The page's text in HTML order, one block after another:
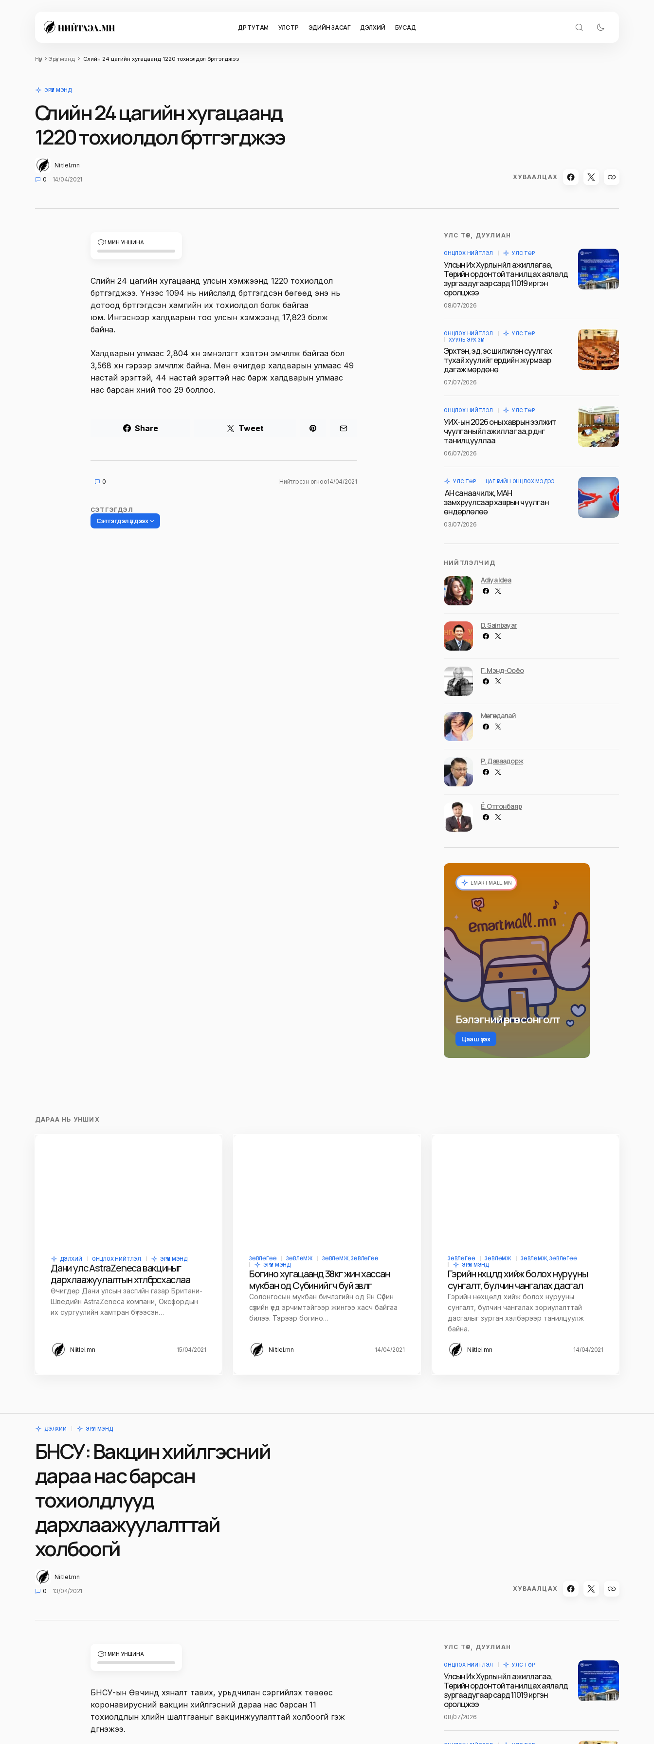
ӨДӨР ТУТАМ УЛС ТӨР ЭДИЙН ЗАСАГ ДЭЛХИЙ БУСАД
Нүүр Эрүүл мэнд Сүүлийн 24 цагийн хугацаанд 1220 тохиолдол бүртгэгджээ
ЭРҮҮЛ МЭНД
Сүүлийн 24 цагийн хугацаанд
1220 тохиолдол бүртгэгджээ
Niitlel.mn
0
14/04/2021 ХУВААЛЦАХ
1 МИН УНШИНА
Сүүлийн 24 цагийн хугацаанд улсын хэмжээнд 1220 тохиолдол
бүртгэгджээ. Үүнээс 1094 нь нийслэлд бүртгэгдсэн бөгөөд энэ нь
дотоод бүртгэгдсэн хамгийн их тохиолдол болж байгаа
юм. Ингэснээр халдварын тоо улсын хэмжээнд 17,823 болж
байна.
Халдварын улмаас 2,804 хүн эмнэлэгт хэвтэн эмчлүүлж байгаа бол
3,568 хүн гэрээр эмчлүүлж байна. Мөн өчигдөр халдварын улмаас 49
настай эрэгтэй, 44 настай эрэгтэй нас барж халдварын улмаас
нас барсан хүний тоо 29 боллоо.
Share Tweet
0 Нийтлэсэн огноо14/04/2021
СЭТГЭГДЭЛ
Сэтгэгдэл үлдээх
УЛС ТӨР, ДУУЛИАН
ОНЦЛОХ НИЙТЛЭЛ УЛС ТӨР
Улсын Их Хурлын үйл ажиллагаа,
Төрийн ордонтой танилцах аялалд
зургаадугаар сард 11019 иргэн
оролцжээ
08/07/2026
ОНЦЛОХ НИЙТЛЭЛ
УЛС ТӨР
ХУУЛЬ ЭРХ ЗҮЙ
Эрхтэн, эд, эс шилжүүлэн суулгах
тухай хуулийг ердийн журмаар
дагаж мөрдөнө
07/07/2026
ОНЦЛОХ НИЙТЛЭЛ УЛС ТӨР
УИХ-ын 2026 оны хаврын ээлжит
чуулганы үйл ажиллагаа, үр дүнг
танилцууллаа
06/07/2026
УЛС ТӨР ЦАГ ҮЕИЙН ОНЦЛОХ МЭДЭЭ
АН санаачилж, МАН
замхруулсаар хаврын чуулган
өндөрлөлөө
03/07/2026
НИЙТЛЭЛЧИД
Adiya Idea
D. Sainbayar
Г. Мэнд-Ооёо
Мөнгөндалай
Р. Даваадорж
Ё. Отгонбаяр
EMARTMALL.MN
Бэлэгний өргөн сонголт
Цааш үзэх
ДАРАА НЬ УНШИХ
ДЭЛХИЙ ОНЦЛОХ НИЙТЛЭЛ ЭРҮҮЛ МЭНД
Дани улс AstraZeneca вакциныг
дархлаажуулалтын хөтөлбөрөөсөө хаслаа
Өчигдөр Дани улсын засгийн газар Британи-
Шведийн AstraZeneca компани, Оксфордын
их сургуулийн хамтран бүтээсэн…
Niitlel.mn 15/04/2021
ЗӨВЛӨГӨӨ ЗӨВЛӨМЖ
ЗӨВЛӨМЖ, ЗӨВЛӨГӨӨ
ЭРҮҮЛ МЭНД
Богино хугацаанд 38кг жин хассан
мукбан од Сүбиний өгч буй зөвлөгөө
Солонгосын мукбан бичлэгийн од Ян Сүбин
сүүлийн үед эрчимтэйгээр жингээ хасч байгаа
билээ. Тэрээр богино…
Niitlel.mn 14/04/2021
ЗӨВЛӨГӨӨ ЗӨВЛӨМЖ
ЗӨВЛӨМЖ, ЗӨВЛӨГӨӨ
ЭРҮҮЛ МЭНД
Гэрийн нөхцөлд хийж болох нурууны
сунгалт, булчин чангалах дасгал
Гэрийн нөхцөлд хийж болох нурууны
сунгалт, булчин чангалах зориулалттай
дасгалыг зурган хэлбэрээр танилцуулж
байна.
Niitlel.mn 14/04/2021
ДЭЛХИЙ ЭРҮҮЛ МЭНД
БНСУ: Вакцин хийлгэсний
дараа нас барсан
тохиолдлууд
дархлаажуулалттай
холбоогүй
Niitlel.mn
0
13/04/2021 ХУВААЛЦАХ
1 МИН УНШИНА
БНСУ-ын Өвчинд хяналт тавих, урьдчилан сэргийлэх төвөөс
коронавирусний вакцин хийлгэсний дараа нас барсан 11
тохиолдлын үхлийн шалтгааныг вакцинжуулалттай холбоогүй гэж
дүгнэжээ.
УЛС ТӨР, ДУУЛИАН
ОНЦЛОХ НИЙТЛЭЛ УЛС ТӨР
Улсын Их Хурлын үйл ажиллагаа,
Төрийн ордонтой танилцах аялалд
зургаадугаар сард 11019 иргэн
оролцжээ
08/07/2026